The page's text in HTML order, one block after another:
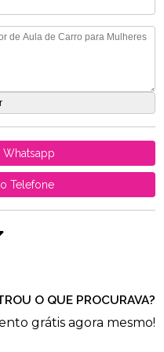
Telefone
O QUE PROCURAVA?
grátis agora mesmo!